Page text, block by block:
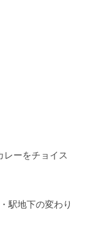
ーをチョイス
駅地下の変わり